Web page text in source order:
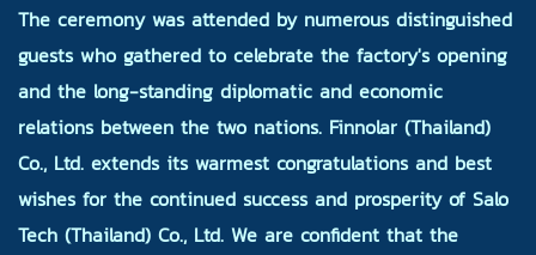
The ceremony was attended by numerous distinguished
guests who gathered to celebrate the factory's opening
and the long-standing diplomatic and economic
relations between the two nations. Finnolar (Thailand)
Co., Ltd. extends its warmest congratulations and best
wishes for the continued success and prosperity of Salo
Tech (Thailand) Co., Ltd. We are confident that the